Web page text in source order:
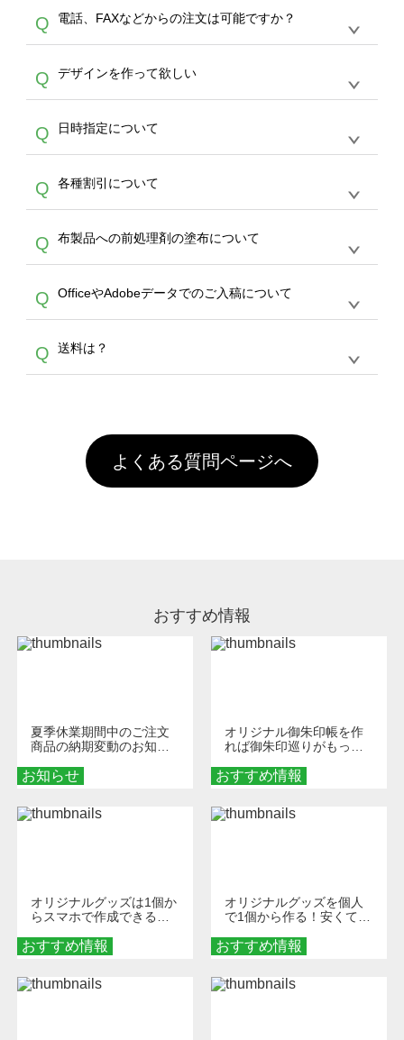
30枚以上やシルク印刷など、大口注文の場合
は、サポートが担当するエコバッグコンシェル
やタンブラーコンシェルをご利用ください。製
作する数量が多ければ多いほど、オンデマンド
サービスよりも低価格で製作することが可能で
す。
A
ドできるデータ形式は、JPG / PNG / AI / PSD /
PDF 形式になります。データの最大サイズ
写真などもアップロード可能です。使用できな
い画像はエラーになります。（※ Illustratorか
らの直接入稿には対応していません。AIで保存
し、デザインツールからアップロードして下さ
い）
Q 電話、FAXなどからの注文は可能ですか？
A
文のみ受け付けております。30個以上のご製
作をお考えの方は、サポートが担当するエコバ
スをご利用頂ければ、電話やFAX、メールなど
でご注文が可能です。
Q デザインを作って欲しい
A
を作って欲しい。などの場合は、製作数量が
30個以上であれば、サポート担当が、デザイ
バッグコンシェル
サー
ビスをご利用ください。(※ 30個以下の場合
は、デザインツールをご利用ください)
Q 日時指定について
A
ん。発送後18時以降に配送業者・伝票番号を
メールでお知らせいたしますので、直接配送業
者にご連絡いただき調整をお願い致します。
Q 各種割引について
A
カート内で自動的に割引(最大50%)が適用され
ます。 【付与ポイント】購入金額の1％が1ポ
イントとして付与され、次回ご注文時に1ポイ
ント＝1円としてお使いいただけます。ポイン
トは発送完了の翌日に付与され、次回ご注文時
からご利用頂けます。ポイントの有効期限は一
年間です。【会員ランク】過去10カ月のご注
文回数により会員ランク割引(最大5%)が適用
頂いても、ログインがされていなければ、ラン
クにカウントがされません。
Q 布製品への前処理剤の塗布について
A
意点（前処理剤）】カラー生地（Tシャツのホ
ワイト、トートバッグのナチュラル、ホワイト
といって、プリントを定着させるための処理剤
を塗布しており、短納期・低価格で商品をお届
害な性質で、水洗いで落とすことが可能です。
お手数ですが、お客様ご自身にて着用前に落と
していただけますようお願いいたします。※1
通常注文・直送機能でのご注文に関わらず、前
Q OfficeやAdobeデータでのご入稿について
A
ません。いずれのデータも該当デザインのみ画
像(JPEG,PNG,GIF,PDF)に変換、またはAdobe
Q 送料は？
引」などによるお値引きで4,000円未満になる
場合は送料がかかりますので、ご注意くださ
い。
よくある質問ページへ
おすすめ情報
お知らせ
夏季休業期間中のご注文
商品の納期変動のお知ら
おすすめ情報
オリジナル御朱印帳を作
れば御朱印巡りがもっと
ダーメイドする魅力と選
び方
おすすめ情報
オリジナルグッズは1個か
らスマホで作成できる！
くなる巾着＆ポーチ活用
術
おすすめ情報
オリジナルグッズを個人
で1個から作る！安くて簡
秘訣